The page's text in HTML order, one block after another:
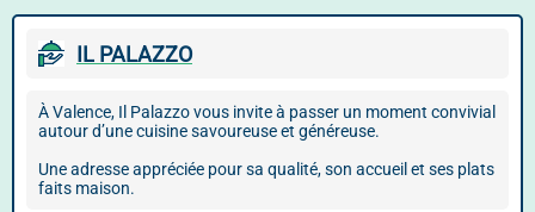
IL PALAZZO
À Valence, Il Palazzo vous invite à passer un moment convivial
autour d’une cuisine savoureuse et généreuse.
Une adresse appréciée pour sa qualité, son accueil et ses plats
faits maison.